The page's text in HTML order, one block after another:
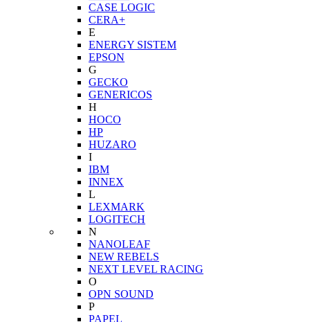
CASE LOGIC
CERA+
E
ENERGY SISTEM
EPSON
G
GECKO
GENERICOS
H
HOCO
HP
HUZARO
I
IBM
INNEX
L
LEXMARK
LOGITECH
N
NANOLEAF
NEW REBELS
NEXT LEVEL RACING
O
OPN SOUND
P
PAPEL